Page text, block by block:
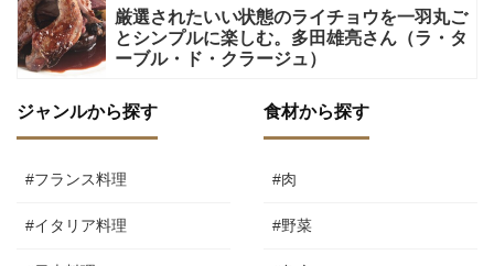
厳選されたいい状態のライチョウを一羽丸ご
とシンプルに楽しむ。多田雄亮さん（ラ・タ
ーブル・ド・クラージュ）
ジャンルから探す
#フランス料理
#イタリア料理
食材から探す
#肉
#野菜